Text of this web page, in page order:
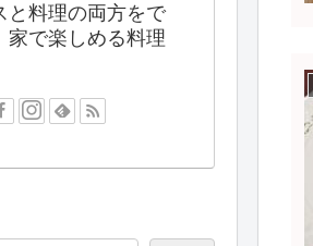
と料理の両方をで
家で楽しめる料理